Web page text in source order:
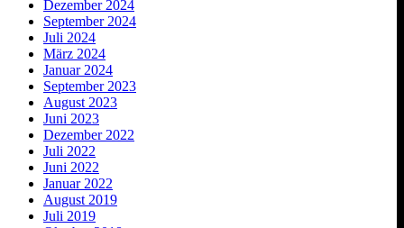
Dezember 2024
September 2024
Juli 2024
März 2024
Januar 2024
September 2023
August 2023
Juni 2023
Dezember 2022
Juli 2022
Juni 2022
Januar 2022
August 2019
Juli 2019